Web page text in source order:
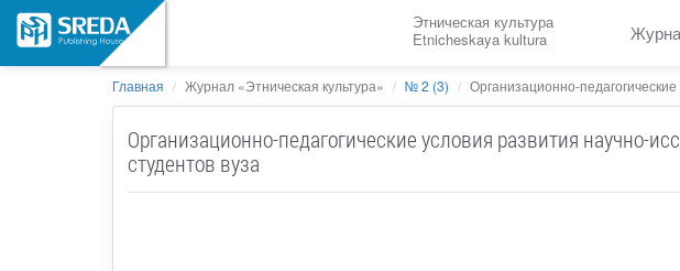
Этническая культура
Etnicheskaya kultura
Главная Журнал «Этническая культура» № 2 (3) Организационно-
Организационно-педагогические условия развития научно-
студентов вуза